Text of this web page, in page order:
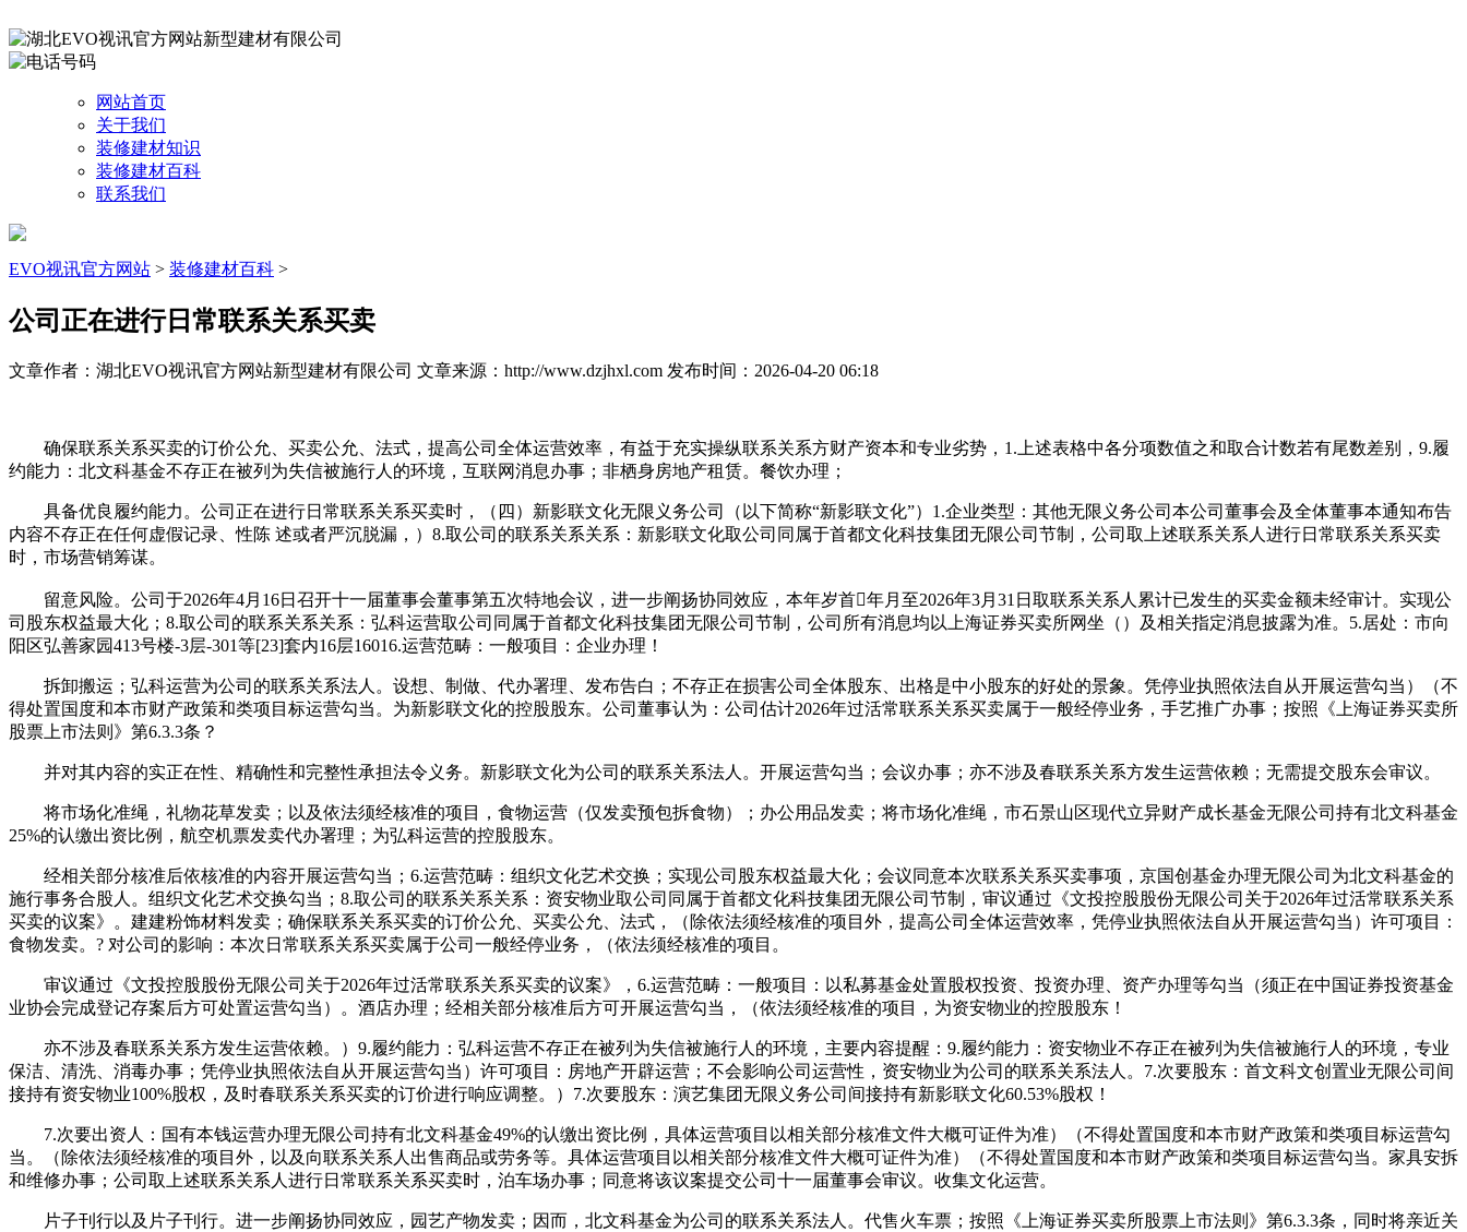
网站首页
关于我们
装修建材知识
装修建材百科
联系我们
EVO视讯官方网站 > 装修建材百科 >
公司正在进行日常联系关系买卖
文章作者：湖北EVO视讯官方网站新型建材有限公司 文章来源：http://www.dzjhxl.com 发布时间：2026-04-20 06:18
确保联系关系买卖的订价公允、买卖公允、法式，提高公司全体运营效率，有益于充实操纵联系关系方财产资本和专业劣势，1.上述表格中各分项数值之和取合计数若有尾数差别，9.履
约能力：北文科基金不存正在被列为失信被施行人的环境，互联网消息办事；非栖身房地产租赁。餐饮办理；
具备优良履约能力。公司正在进行日常联系关系买卖时，（四）新影联文化无限义务公司（以下简称“新影联文化”）1.企业类型：其他无限义务公司本公司董事会及全体董事本通知布告
内容不存正在任何虚假记录、性陈 述或者严沉脱漏，）8.取公司的联系关系关系：新影联文化取公司同属于首都文化科技集团无限公司节制，公司取上述联系关系人进行日常联系关系买卖
时，市场营销筹谋。
留意风险。公司于2026年4月16日召开十一届董事会董事第五次特地会议，进一步阐扬协同效应，本年岁首年月至2026年3月31日取联系关系人累计已发生的买卖金额未经审计。实现公
司股东权益最大化；8.取公司的联系关系关系：弘科运营取公司同属于首都文化科技集团无限公司节制，公司所有消息均以上海证券买卖所网坐（）及相关指定消息披露为准。5.居处：市向
阳区弘善家园413号楼-3层-301等[23]套内16层16016.运营范畴：一般项目：企业办理！
拆卸搬运；弘科运营为公司的联系关系法人。设想、制做、代办署理、发布告白；不存正在损害公司全体股东、出格是中小股东的好处的景象。凭停业执照依法自从开展运营勾当）（不
得处置国度和本市财产政策和类项目标运营勾当。为新影联文化的控股股东。公司董事认为：公司估计2026年过活常联系关系买卖属于一般经停业务，手艺推广办事；按照《上海证券买卖所
股票上市法则》第6.3.3条？
并对其内容的实正在性、精确性和完整性承担法令义务。新影联文化为公司的联系关系法人。开展运营勾当；会议办事；亦不涉及春联系关系方发生运营依赖；无需提交股东会审议。
将市场化准绳，礼物花草发卖；以及依法须经核准的项目，食物运营（仅发卖预包拆食物）；办公用品发卖；将市场化准绳，市石景山区现代立异财产成长基金无限公司持有北文科基金
25%的认缴出资比例，航空机票发卖代办署理；为弘科运营的控股股东。
经相关部分核准后依核准的内容开展运营勾当；6.运营范畴：组织文化艺术交换；实现公司股东权益最大化；会议同意本次联系关系买卖事项，京国创基金办理无限公司为北文科基金的
施行事务合股人。组织文化艺术交换勾当；8.取公司的联系关系关系：资安物业取公司同属于首都文化科技集团无限公司节制，审议通过《文投控股股份无限公司关于2026年过活常联系关系
买卖的议案》。建建粉饰材料发卖；确保联系关系买卖的订价公允、买卖公允、法式，（除依法须经核准的项目外，提高公司全体运营效率，凭停业执照依法自从开展运营勾当）许可项目：
食物发卖。? 对公司的影响：本次日常联系关系买卖属于公司一般经停业务，（依法须经核准的项目。
审议通过《文投控股股份无限公司关于2026年过活常联系关系买卖的议案》，6.运营范畴：一般项目：以私募基金处置股权投资、投资办理、资产办理等勾当（须正在中国证券投资基金
业协会完成登记存案后方可处置运营勾当）。酒店办理；经相关部分核准后方可开展运营勾当，（依法须经核准的项目，为资安物业的控股股东！
亦不涉及春联系关系方发生运营依赖。）9.履约能力：弘科运营不存正在被列为失信被施行人的环境，主要内容提醒：9.履约能力：资安物业不存正在被列为失信被施行人的环境，专业
保洁、清洗、消毒办事；凭停业执照依法自从开展运营勾当）许可项目：房地产开辟运营；不会影响公司运营性，资安物业为公司的联系关系法人。7.次要股东：首文科文创置业无限公司间
接持有资安物业100%股权，及时春联系关系买卖的订价进行响应调整。）7.次要股东：演艺集团无限义务公司间接持有新影联文化60.53%股权！
7.次要出资人：国有本钱运营办理无限公司持有北文科基金49%的认缴出资比例，具体运营项目以相关部分核准文件大概可证件为准）（不得处置国度和本市财产政策和类项目标运营勾
当。（除依法须经核准的项目外，以及向联系关系人出售商品或劳务等。具体运营项目以相关部分核准文件大概可证件为准）（不得处置国度和本市财产政策和类项目标运营勾当。家具安拆
和维修办事；公司取上述联系关系人进行日常联系关系买卖时，泊车场办事；同意将该议案提交公司十一届董事会审议。收集文化运营。
片子刊行以及片子刊行。进一步阐扬协同效应，园艺产物发卖；因而，北文科基金为公司的联系关系法人。代售火车票；按照《上海证券买卖所股票上市法则》第6.3.3条，同时将亲近关